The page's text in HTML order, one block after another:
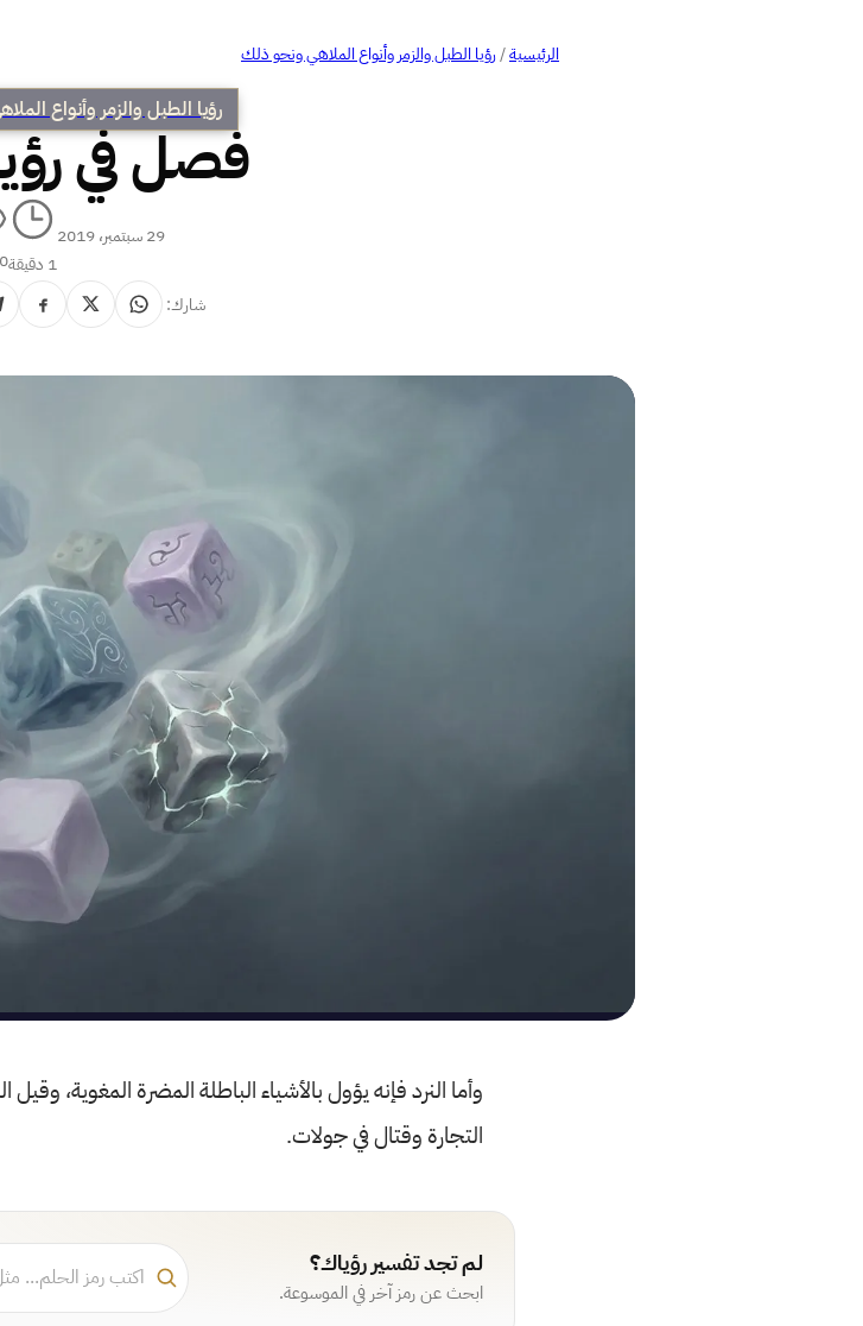
الرئيسية/رؤيا الطبل والزمر وأنواع الملاهي ونحو ذلك
رؤيا الطبل والزمر وأنواع
فصل في
29 سبتمبر، 2019
1 دقيقة
شارك:
وأما النرد فإنه يؤول بالأشياء الباطلة المضرة المغوية،
التجارة وقتال في جولات.
لم تجد تفسير رؤياك؟
ابحث عن رمز آخر في الموسوعة.